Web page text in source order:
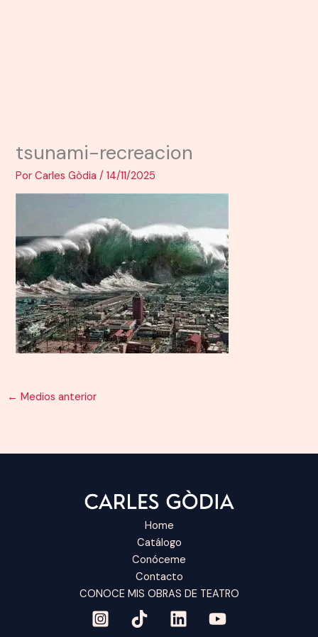
tsunami-recreacion
PorCarles Gòdia/14/11/2025
← Medios anterior
Home
Catálogo
Conóceme
Contacto
CONOCE MIS OBRAS DE TEATRO